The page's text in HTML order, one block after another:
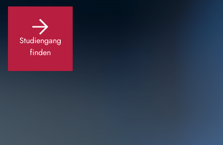
Studiengang
finden